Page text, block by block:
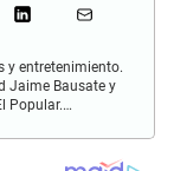
y entretenimiento.
Jaime Bausate y
Popular.